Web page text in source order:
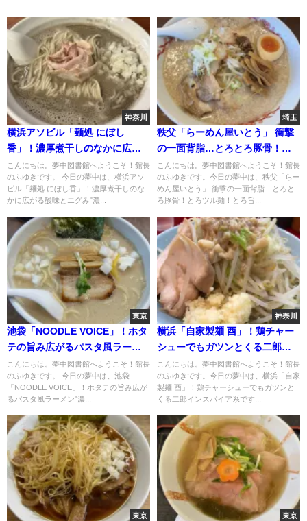
神奈川
横浜アソビル「麺処 にぼし
香」！濃厚煮干しのなかに広が
る酸味とエグみ"濃厚煮干蕎麦"
こんにちは。夢中図書館へようこそ！館長
のふゆきです。 今日の夢中は、横浜アソ
ビル「麺処 にぼし香」！濃厚煮干しのな
かに広がる酸味とエグみ"濃...
埼玉
秩父「らーめん屋いとう」 衝撃
の一面背脂…とろとろ豚骨！と
ろツル麺！とろ旨チャーシュ
ー！
こんにちは。夢中図書館へようこそ！館長
のふゆきです。今日の夢中は、秩父「らー
めん屋いとう」 衝撃の一面背脂…とろと
ろ豚骨！とろツル麺！とろ旨...
東京
池袋「NOODLE VOICE」！ホタ
テの旨み広がるパスタ風ラーメ
ン"濃厚ホタテそば"
こんにちは。夢中図書館へようこそ！館長
のふゆきです。 今日の夢中は、池袋
「NOODLE VOICE」！ホタテの旨み広が
るパスタ風ラーメン"濃...
神奈川
横浜「自家製麺 酉」！鶏チャー
シューでもガツンとくる二郎イ
ンスパイア系
こんにちは。夢中図書館へようこそ！館長
のふゆきです。今日の夢中は、横浜「自家
製麺 酉」！鶏チャーシューでもガツンと
くる二郎インスパイア系です...
東京 東京